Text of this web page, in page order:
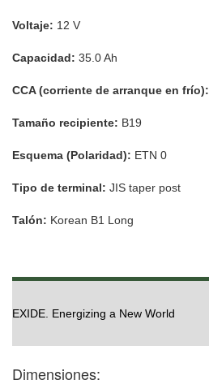
Voltaje: 12 V
Capacidad: 35.0 Ah
CCA (corriente de arranque en frío):
Tamaño recipiente: B19
Esquema (Polaridad): ETN 0
Tipo de terminal: JIS taper post
Talón: Korean B1 Long
EXIDE. Energizing a New World
Dimensiones: